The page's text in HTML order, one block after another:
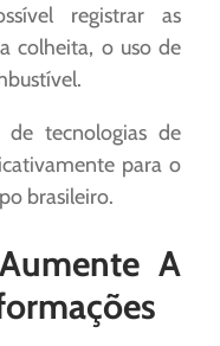
registrar as
colheita, o uso de
tecnologias de
para o
brasileiro.
A